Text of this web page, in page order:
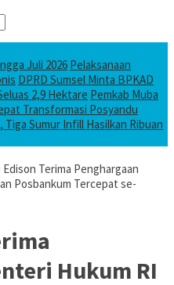
Juli 2026 Pelaksanaan
DPRD Sumsel Minta BPKAD
2,9 Hektare Pemkab Muba
Transformasi Posyandu
Sumur Infill Hasilkan Ribuan
Terima Penghargaan
Posbankum Tercepat se-
Hukum RI